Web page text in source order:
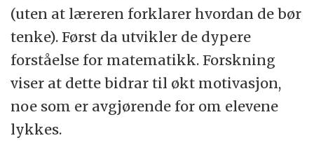
(uten at læreren forklarer hvordan de bør
tenke). Først da utvikler de dypere
forståelse for matematikk. Forskning
viser at dette bidrar til økt motivasjon,
noe som er avgjørende for om elevene
lykkes.